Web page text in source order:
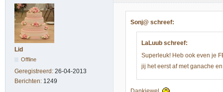
Lid
Offline
Geregistreerd: 26-04-2013
Berichten: 1249
Sonj@ schreef:
LaLuub schreef:
Superleuk! Heb ook even je
jij het eerst af met ganache